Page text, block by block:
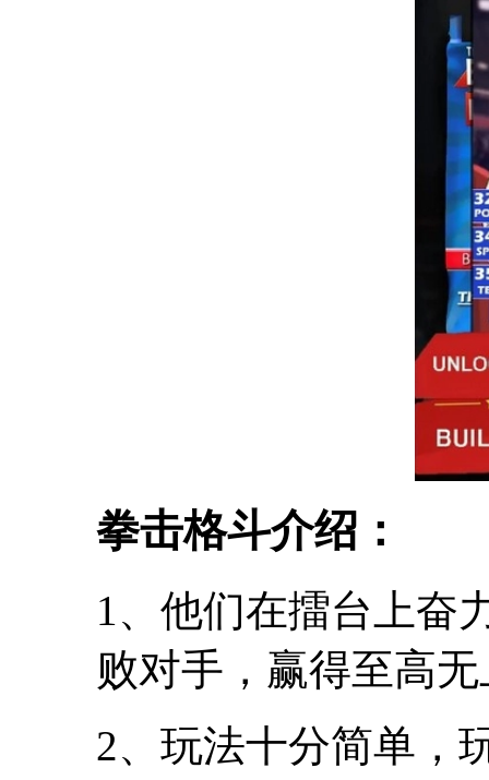
拳击格斗介绍：
1、他们在擂台上奋
败对手，赢得至高
2、玩法十分简单，